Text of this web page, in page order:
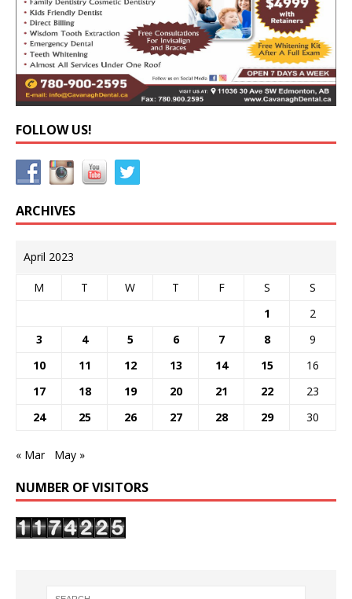
FOLLOW US!
ARCHIVES
April 2023
M T W T F S
S
1
2
3
4 5 6 7 8
9
10
11 12 13 14 15
16
17
18 19 20 21 22
23
24
25 26 27 28 29 30
« Mar May »
NUMBER OF VISITORS